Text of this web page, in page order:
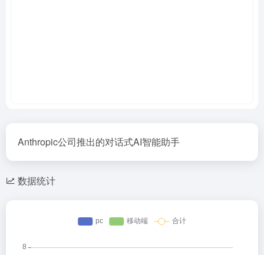
Anthropic公司推出的对话式AI智能助手
数据统计